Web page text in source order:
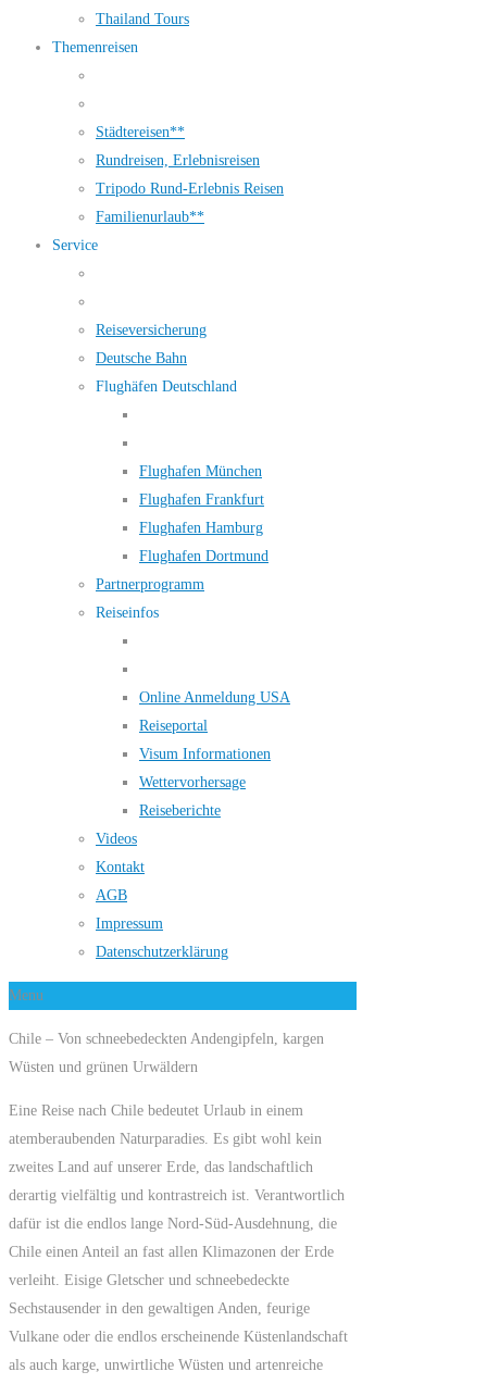
Thailand Tours
Themenreisen
Städtereisen**
Rundreisen, Erlebnisreisen
Tripodo Rund-Erlebnis Reisen
Familienurlaub**
Service
Reiseversicherung
Deutsche Bahn
Flughäfen Deutschland
Flughafen München
Flughafen Frankfurt
Flughafen Hamburg
Flughafen Dortmund
Partnerprogramm
Reiseinfos
Online Anmeldung USA
Reiseportal
Visum Informationen
Wettervorhersage
Reiseberichte
Videos
Kontakt
AGB
Impressum
Datenschutzerklärung
Menu
Chile – Von schneebedeckten Andengipfeln, kargen
Wüsten und grünen Urwäldern
Eine Reise nach Chile bedeutet Urlaub in einem
atemberaubenden Naturparadies. Es gibt wohl kein
zweites Land auf unserer Erde, das landschaftlich
derartig vielfältig und kontrastreich ist. Verantwortlich
dafür ist die endlos lange Nord-Süd-Ausdehnung, die
Chile einen Anteil an fast allen Klimazonen der Erde
verleiht. Eisige Gletscher und schneebedeckte
Sechstausender in den gewaltigen Anden, feurige
Vulkane oder die endlos erscheinende Küstenlandschaft
als auch karge, unwirtliche Wüsten und artenreiche